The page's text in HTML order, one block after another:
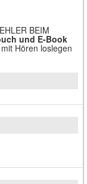
BEIM
und E-Book
Hören loslegen